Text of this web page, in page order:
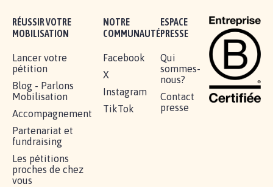
RÉUSSIR VOTRE
MOBILISATION
Lancer votre
pétition
Blog - Parlons
Mobilisation
Accompagnement
Partenariat et
fundraising
Les pétitions
proches de chez
vous
NOTRE
COMMUNAUTÉ
Facebook
X
Instagram
TikTok
ESPACE
PRESSE
Qui
sommes-
nous?
Contact
presse